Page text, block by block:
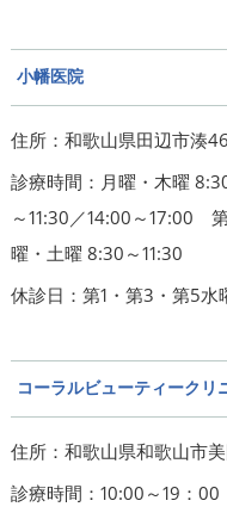
小幡医院
住所：和歌山県田辺市湊
診療時間：月曜・木曜
～11:30／14:00～17:00
曜・土曜 8:30～11:30
休診日：第1・第3・第5水
コーラルビューティーク
住所：和歌山県和歌山市
診療時間：10:00～19：00